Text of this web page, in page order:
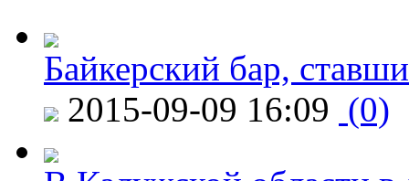
Байкерский бар,
2015-09-09 16:09 (0)